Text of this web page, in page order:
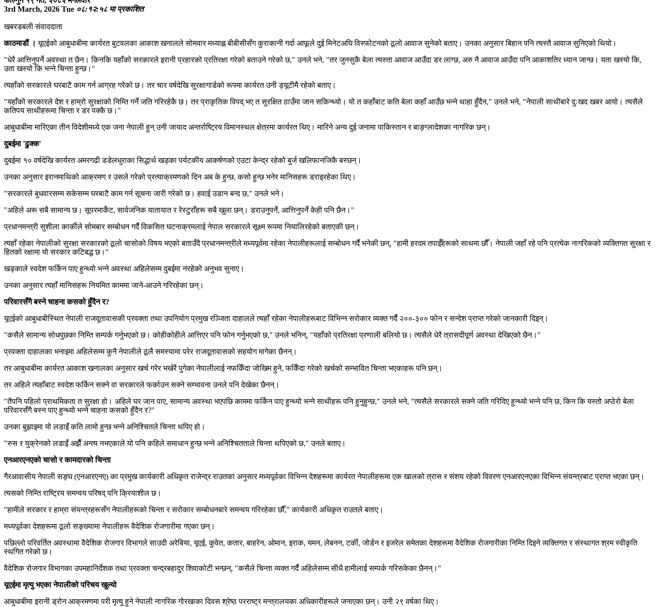
3rd March, 2026 Tue ०८:१२:५८ मा प्रकाशित
खबरडबली संवाददाता
काठमाडौं । यूएईको आबुधाबीमा कार्यरत बुटवलका आकाश खनालले सोमवार मध्याह्न बीबीसीसँग कुराकानी गर्दा आफूले दुई मिनेटअघि विस्फोटनको ठूलो आवाज सुनेको बताए। उनका अनुसार बिहान पनि त्यस्तै आवाज सुनिएको थियो।
"धेरै आत्तिनुपर्ने अवस्था त छैन। किनकि यहाँको सरकारले इरानी प्रहारको प्रतिरक्षा गरेको बताउने गरेको छ," उनले भने, "तर जुनसुकै बेला त्यस्ता आवाज आउँदा डर लाग्छ, अरु नै आवाज आउँदा पनि आकाशतिर ध्यान जान्छ। यता खस्यो कि,
उता खस्यो कि भन्ने चिन्ता हुन्छ।"
त्यहाँको सरकारले घरबाटै काम गर्न आग्रह गरेको छ। तर चार वर्षदेखि सुरक्षागार्डको रूपमा कार्यरत उनी ड्यूटीमै रहेको बताए।
"यहाँको सरकारले देश र हाम्रो सुरक्षाको निम्ति गर्ने जति गरिरहेकै छ। तर प्राकृतिक विपद् भए त सुरक्षित ठाउँमा जान सकिन्थ्यो। यो त कहाँबाट कति बेला कहाँ आउँछ भन्ने थाहा हुँदैन," उनले भने, "नेपाली साथीबारे दुःखद खबर आयो। त्यसैले
कतिपय साथीहरूमा चिन्ता र डर पक्कै छ।"
आबुधाबीमा मारिएका तीन विदेशीमध्ये एक जना नेपाली हुन् उनी जायाद अन्तर्राष्ट्रिय विमानस्थल क्षेत्रमा कार्यरत थिए। मारिने अन्य दुई जनामा पाकिस्तान र बाङ्ग्लादेशका नागरिक छन्।
दुबईमा 'ढुक्क'
दुबईमा १० वर्षदेखि कार्यरत अमरगढी डडेलधुराका सिद्धार्थ खड्का पर्यटकीय आकर्षणको एउटा केन्द्र रहेको बुर्ज खलिफानजिकै बस्छन्।
उनका अनुसार इरानमाथिको आक्रमण र उसले गरेको प्रत्याक्रमणको दिन अब के हुन्छ, कसो हुन्छ भनेर मानिसहरू डराइरहेका थिए।
"सरकारले बुधवारसम्म सकेसम्म घरबाटै काम गर्न सूचना जारी गरेको छ। हवाई उडान बन्द छ," उनले भने।
"अहिले अरू सबै सामान्य छ। सूपरमार्केट, सार्वजनिक यातायात र रेस्टुराँहरू सबै खुला छन्। डराउनुपर्ने, आत्तिनुपर्ने केही पनि छैन।"
प्रधानमन्त्री सुशीला कार्कीले सोमबार सम्बोधन गर्दै विकसित घटनाक्रमलाई नेपाल सरकारले सूक्ष्म रूपमा नियालिरहेको बताएकी छन्।
त्यहाँ रहेका नेपालीको सुरक्षा सरकारको ठूलो चासोको विषय भएको बताउँदै प्रधानमन्त्रीले मध्यपूर्वमा रहेका नेपालीहरूलाई सम्बोधन गर्दै भनेकी छन्, "हामी हरदम तपाईँहरूको साथमा छौँ। नेपाली जहाँ रहे पनि प्रत्येक नागरिकको व्यक्तिगत सुरक्षा र
हितको रक्षामा यो सरकार कटिबद्ध छ।"
खड्काले स्वदेश फर्किन पाए हुन्थ्यो भन्ने अवस्था अहिलेसम्म दुबईमा नरहेको अनुभव सुनाए।
उनका अनुसार त्यहाँ मानिसहरू नियमित काममा जाने-आउने गरिरहेका छन्।
परिवारसँगै बस्ने चाहना कसको हुँदैन र?
यूएईको आबुधाबीस्थित नेपाली राजदूतावासकी प्रवक्ता तथा उपनियोग प्रमुख रञ्जिता दाहालले त्यहाँ रहेका नेपालीहरूबाट विभिन्न सरोकार व्यक्त गर्दै २००-३०० फोन र सन्देश प्राप्त गरेको जानकारी दिइन्।
"कसैले सामान्य सोधपुछका निम्ति सम्पर्क गर्नुभएको छ। कोहीकोहीले आत्तिएर पनि फोन गर्नुभएको छ," उनले भनिन्, "यहाँको प्रतिरक्षा प्रणाली बलियो छ। त्यसैले धेरै त्रासदीपूर्ण अवस्था देखिएको छैन।"
प्रवक्ता दाहालका भनाइमा अहिलेसम्म कुनै नेपालीले ठूलै समस्यामा परेर राजदूतावासको सहयोग मागेका छैनन्।
तर आबुधाबीमा कार्यरत आकाश खनालका अनुसार खर्च गरेर भर्खरै पुगेका नेपालीलाई नफर्किँदा जोखिम हुने, फर्किँदा गरेको खर्चको सम्भावित चिन्ता भएकाहरू पनि छन्।
तर अहिले त्यहाँबाट स्वदेश फर्किन सक्ने वा सरकारले फर्काउन सक्ने सम्भावना उनले पनि देखेका छैनन्।
"तैपनि पहिलो प्राथमिकता त सुरक्षा हो। अहिले घर जान पाए, सामान्य अवस्था भएपछि काममा फर्किन पाए हुन्थ्यो भन्ने साथीहरू पनि हुनुहुन्छ," उनले भने, "त्यसैले सरकारले सक्ने जति गरिदिए हुन्थ्यो भन्ने पनि छ, किन कि यस्तो अप्ठेरो बेला
परिवारसँगै बस्न पाए हुन्थ्यो भन्ने चाहना कसको हुँदैन र?"
उनका बुझाइमा यो लडाइँ कति लामो हुन्छ भन्ने अनिश्चितले चिन्ता थपिए हो।
"रुस र युक्रेनको लडाइँ अझैँ अन्त्य नभएकाले यो पनि कहिले समाधान हुन्छ भन्ने अनिश्चितताले चिन्ता थपिएको छ," उनले बताए।
एनआरएनएको चासो र कामदारको चिन्ता
गैरआवासीय नेपाली सङ्घ (एनआरएनए) का प्रमुख कार्यकारी अधिकृत राजेन्द्र राउतका अनुसार मध्यपूर्वका विभिन्न देशहरूमा कार्यरत नेपालीहरूमा एक खालको त्रास र संशय रहेको विवरण एनआरएनएका विभिन्न संयन्त्रबाट प्राप्त भएका छन्।
त्यसको निम्ति राष्ट्रिय समन्वय परिषद् पनि क्रियाशील छ।
"हामीले सरकार र हाम्रा संयन्त्रहरूसँग नेपालीहरूको चिन्ता र सरोकार सम्बोधनबारे समन्वय गरिरहेका छौँ," कार्यकारी अधिकृत राउतले बताए।
मध्यपूर्वका देशहरूमा ठूलो सङ्ख्यामा नेपालीहरू वैदेशिक रोजगारीमा गएका छन्।
पछिल्लो परिवर्तित अवस्थामा वैदेशिक रोजगार विभागले साउदी अरेबिया, यूएई, कुवेत, कतार, बाहरेन, ओमान, इराक, यमन, लेबनन, टर्की, जोर्डन र इजरेल समेतका देशहरूमा वैदेशिक रोजगारीका निम्ति दिइने व्यक्तिगत र संस्थागत श्रम स्वीकृति
स्थगित गरेको छ।
वैदेशिक रोजगार विभागका उपमहानिर्देशक तथा प्रवक्ता चन्द्रबहादुर शिवाकोटी भन्छन्, "कसैले चिन्ता व्यक्त गर्दै अहिलेसम्म सीधै हामीलाई सम्पर्क गरिसकेका छैनन्।"
यूएईमा मृत्यु भएका नेपालीको परिचय खुल्यो
आबुधाबीमा इरानी ड्रोन आक्रमणमा परी मृत्यु हुने नेपाली नागरिक गोरखाका दिवस श्रेष्ठ परराष्ट्र मन्त्रालयका अधिकारीहरूले जनाएका छन्। उनी २९ वर्षका थिए।